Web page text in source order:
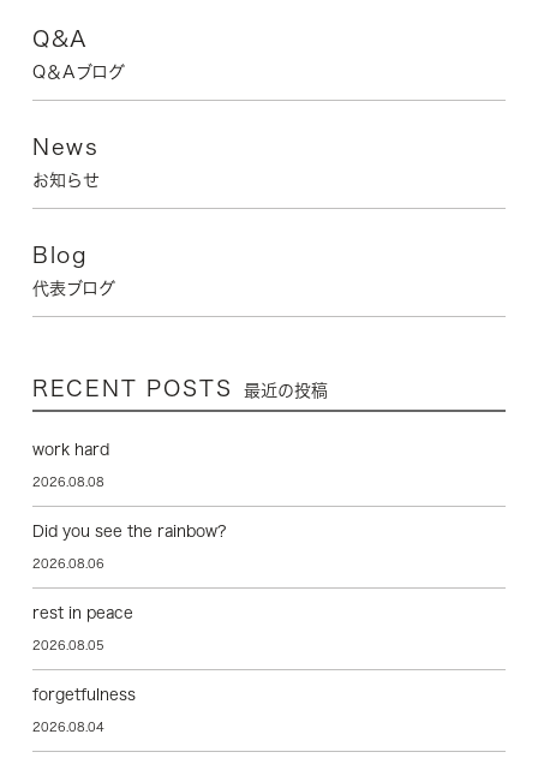
Q&A
Q＆Aブログ
News
お知らせ
Blog
代表ブログ
RECENT POSTS 最近の投稿
work hard
2026.08.08
Did you see the rainbow?
2026.08.06
rest in peace
2026.08.05
forgetfulness
2026.08.04